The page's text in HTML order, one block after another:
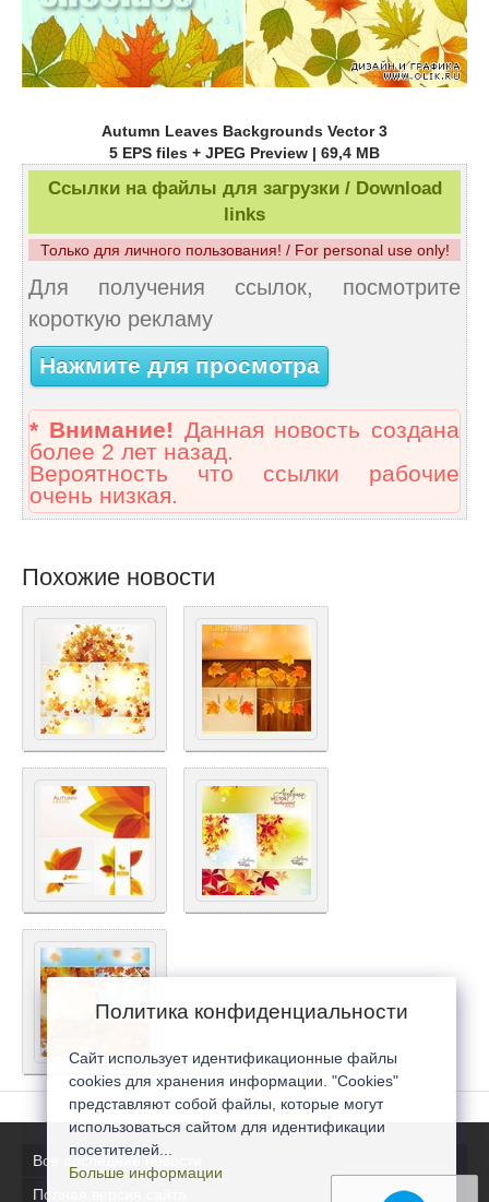
Autumn Leaves Backgrounds Vector 3
5 EPS files + JPEG Preview | 69,4 MB
Ссылки на файлы для загрузки / Download
links
Только для личного пользования! / For personal use only!
Для получения ссылок, посмотрите
короткую рекламу
Нажмите для просмотра
* Внимание! Данная новость создана
более 2 лет назад.
Вероятность что ссылки рабочие
очень низкая.
Похожие новости
Все последние новости
Полная версия сайта
Политика конфиденциальности
Сайт использует идентификационные файлы
cookies для хранения информации. "Cookies"
представляют собой файлы, которые могут
использоваться сайтом для идентификации
посетителей...
Больше информации